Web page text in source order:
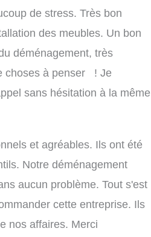
de stress. Très bon
des meubles. Un bon
déménagement, très
choses à penser ! Je
sans hésitation à la même
et agréables. Ils ont été
Notre déménagement
aucun problème. Tout s'est
cette entreprise. Ils
nos affaires. Merci